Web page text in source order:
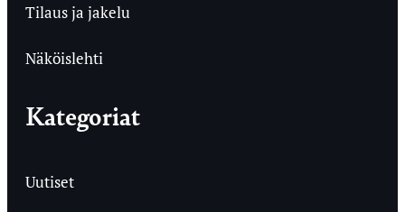
Tilaus ja jakelu
Näköislehti
Kategoriat
Uutiset